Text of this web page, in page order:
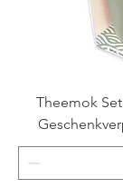
Theemok